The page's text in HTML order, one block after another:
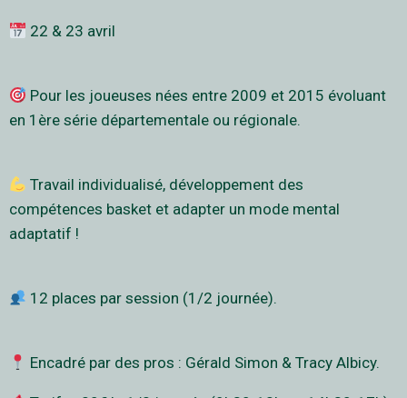
22 & 23 avril
Pour les joueuses nées entre 2009 et 2015 évoluant
en 1ère série départementale ou régionale.
Travail individualisé, développement des
compétences basket et adapter un mode mental
adaptatif !
12 places par session (1/2 journée).
Encadré par des pros : Gérald Simon & Tracy Albicy.